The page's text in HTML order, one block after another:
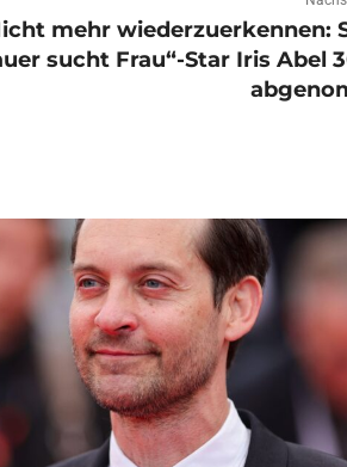
mehr wiederzuerkennen:
sucht Frau“-Star Iris Abel